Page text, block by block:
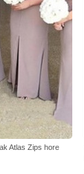
Atlas Zips hore